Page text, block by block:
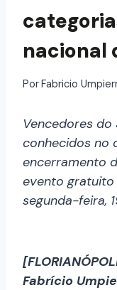
nacional
PorFabricio
Vencedores
conhecidos no
encerramento
evento gratuito
segunda-feira,
Fabrício